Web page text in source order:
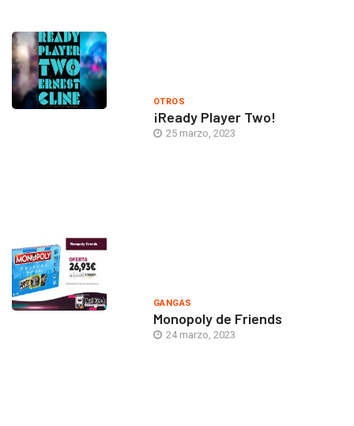
OTROS
¡Ready Player Two!
25 marzo, 2023
GANGAS
Monopoly de Friends
24 marzo, 2023